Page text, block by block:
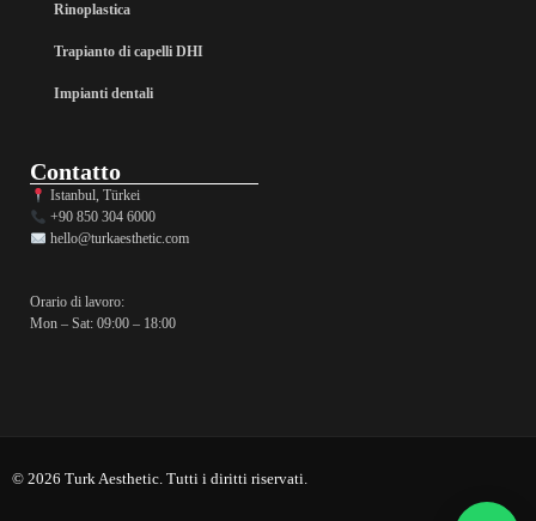
Rinoplastica
Trapianto di capelli DHI
Impianti dentali
Contatto
Istanbul, Türkei
+90 850 304 6000
hello@turkaesthetic.com
Orario di lavoro:
Mon – Sat: 09:00 – 18:00
© 2026 Turk Aesthetic. Tutti i diritti riservati.